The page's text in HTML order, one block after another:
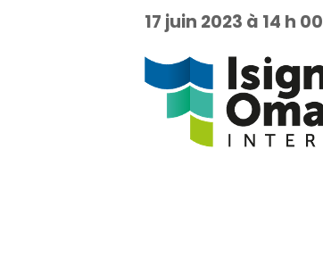
17 juin 2023 à 14 h 00